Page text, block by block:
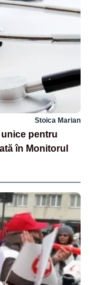
Stoica Marian
pentru
în Monitorul